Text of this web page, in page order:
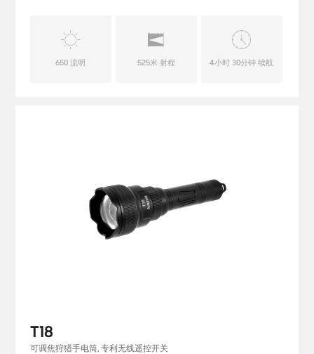
650 流明 525米 射程 4小时 30分钟 续航
T18
可调焦狩猎手电筒, 专利无线遥控开关